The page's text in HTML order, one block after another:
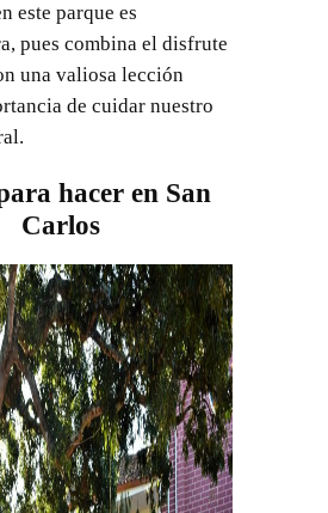
este parque es
pues combina el disfrute
una valiosa lección
de cuidar nuestro
hacer en San
Carlos